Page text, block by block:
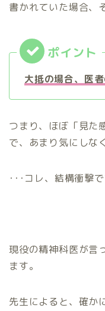
書かれていた場合、
大抵の場合、医
つまり、ほぼ「見た
で、あまり気にしな
･･･コレ、結構衝撃
現役の精神科医が言
ます。
先生によると、確か